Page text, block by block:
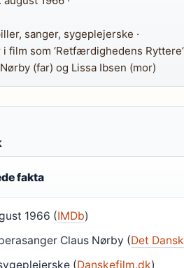
sanger, sygeplejerske ·
i film som ‘Retfærdighedens Ryttere’
(far) og Lissa Ibsen (mor)
fakta
1966 (IMDb)
Claus Nørby (Det
(Danskefilm.dk)